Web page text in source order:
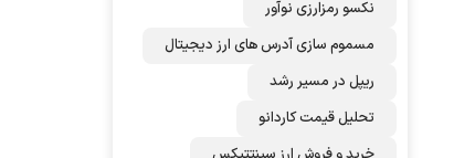
نکسو رمزارزی نوآور
مسموم سازی آدرس های ارز دیجیتال
ریپل در مسیر رشد
تحلیل قیمت کاردانو